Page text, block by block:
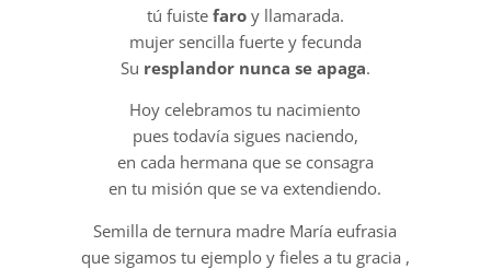
tú fuiste faroy llamarada.
mujer sencilla fuerte y fecunda
Su resplandor nunca se apaga.
Hoy celebramos tu nacimiento
pues todavía sigues naciendo,
en cada hermana que se consagra
en tu misión que se va extendiendo.
Semilla de ternura madre María eufrasia
que sigamos tu ejemplo y fieles a tu gracia ,